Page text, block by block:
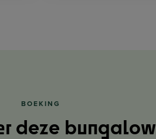
BOEKING
deze bungalow